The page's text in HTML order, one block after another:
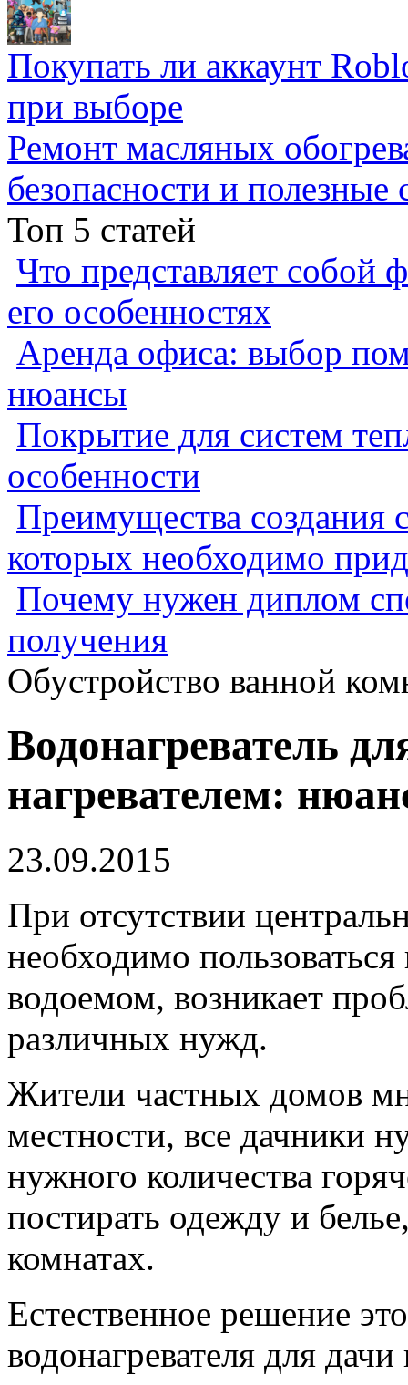
Покупать ли аккаунт
при выборе
Ремонт масляных
безопасности и полезные
Топ 5 статей
Что представляет собой
его особенностях
Аренда офиса: выбор
нюансы
Покрытие для систем
особенности
Преимущества создания
которых необходимо
Почему нужен диплом
получения
Обустройство ванной
Водонагреватель
нагревателем:
23.09.2015
При отсутствии
необходимо
водоемом, возникает
различных нужд.
Жители частных домов
местности, все дачники
нужного количества
постирать одежду и
комнатах.
Естественное решение
водонагревателя для